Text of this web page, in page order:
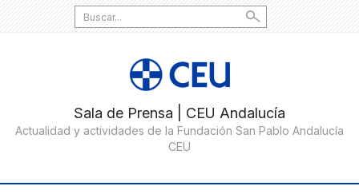
Search
for: